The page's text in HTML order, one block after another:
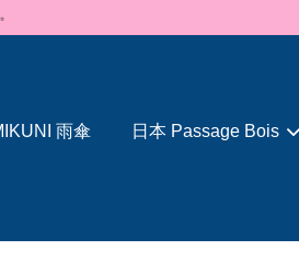
雨傘 日本 Passage Bois